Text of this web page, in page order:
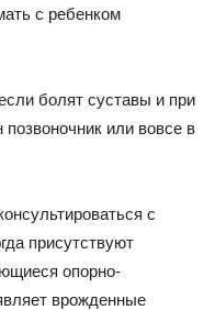
с ребенком
болят суставы и при
или вовсе в
с
присутствуют
опорно-
врожденные